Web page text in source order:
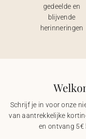
gedeelde en
blijvende
herinneringen
Schrijf je in voor onze
van aantrekkelijke
en ontvang 5€